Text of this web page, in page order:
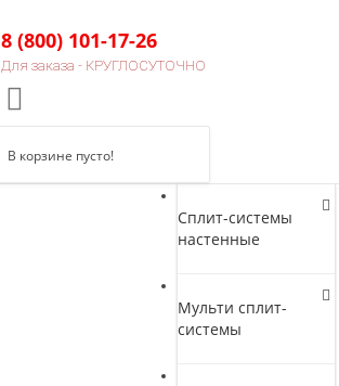
8 (800) 101-17-26
Для заказа - КРУГЛОСУТОЧНО
В корзине пусто!
Сплит-системы
настенные
Мульти сплит-
системы